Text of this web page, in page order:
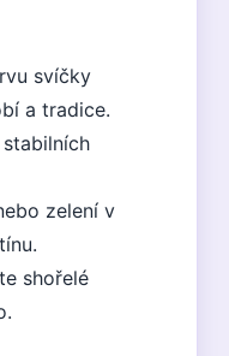
svíčky
a tradice.
zelení v
shořelé